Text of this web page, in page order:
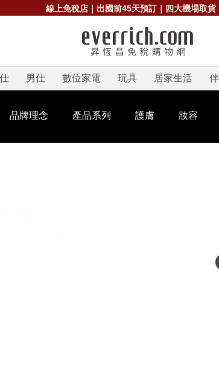
線上免稅店｜出國前45天預訂｜四大機場取貨
男仕 數位家電 玩具 居家生活
品牌理念 產品系列 護膚 妝容